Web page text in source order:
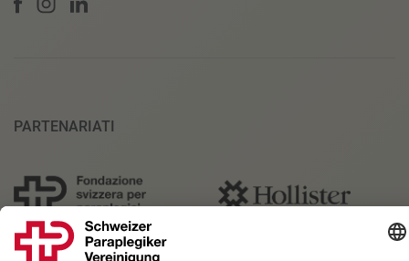
PARTENARIATI